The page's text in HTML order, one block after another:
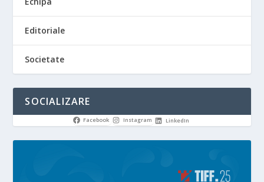
Editoriale
Societate
SOCIALIZARE
Facebook Instagram LinkedIn